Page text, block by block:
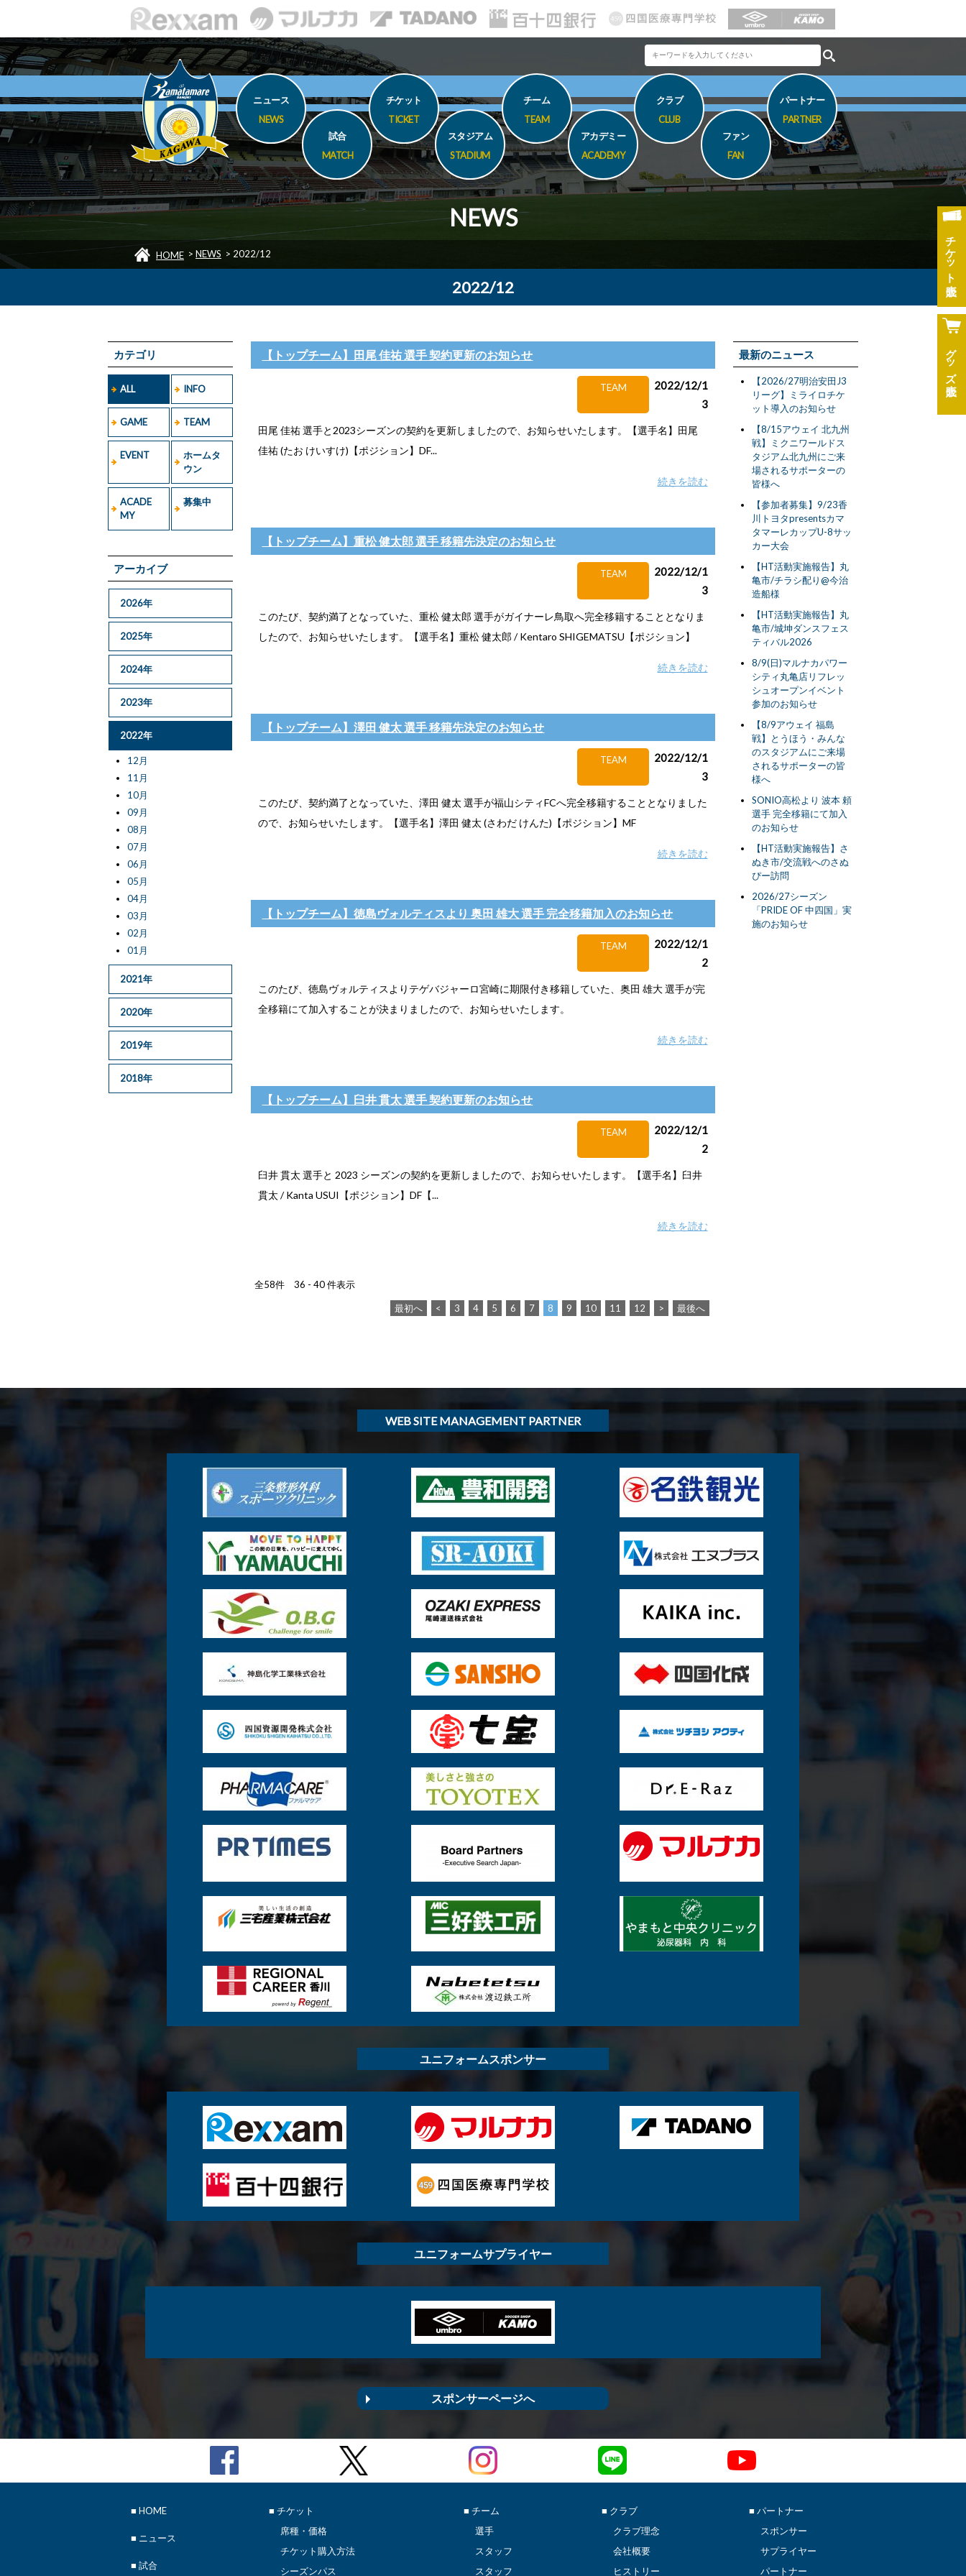
チケット
グッズ
ニュース
NEWS
試合
MATCH
チケット
TICKET
スタジアム
STADIUM
チーム
TEAM
アカデミー
ACADEMY
クラブ
CLUB
ファン
FAN
パートナー
PARTNER
NEWS
HOME > NEWS > 2022/12
2022/12
カテゴリ
ALL INFO
GAME TEAM
EVENT
ホームタ
ウン
ACADE
MY
募集中
アーカイブ
2026年
2025年
2024年
2023年
2022年
12月
11月
10月
09月
08月
07月
06月
05月
04月
03月
02月
01月
2021年
2020年
2019年
2018年
【トップチーム】田尾 佳祐 選手 契約更新のお知らせ
TEAM
2022/12/1
3
田尾 佳祐 選手と2023シーズンの契約を更新しましたので、お知らせいたします。【選手名】田尾
佳祐 (たお けいすけ)【ポジション】DF...
続きを読む
【トップチーム】重松 健太郎 選手 移籍先決定のお知らせ
TEAM
2022/12/1
3
このたび、契約満了となっていた、重松 健太郎 選手がガイナーレ鳥取へ完全移籍することとなりま
したので、お知らせいたします。【選手名】重松 健太郎 / Kentaro SHIGEMATSU【ポジション】
続きを読む
【トップチーム】澤田 健太 選手 移籍先決定のお知らせ
TEAM
2022/12/1
3
このたび、契約満了となっていた、澤田 健太 選手が福山シティFCへ完全移籍することとなりました
ので、お知らせいたします。【選手名】澤田 健太 (さわだ けんた)【ポジション】MF
続きを読む
【トップチーム】徳島ヴォルティスより 奥田 雄大 選手 完全移籍加入のお知らせ
TEAM
2022/12/1
2
このたび、徳島ヴォルティスよりテゲバジャーロ宮崎に期限付き移籍していた、奥田 雄大 選手が完
全移籍にて加入することが決まりましたので、お知らせいたします。
続きを読む
【トップチーム】臼井 貫太 選手 契約更新のお知らせ
TEAM
2022/12/1
2
臼井 貫太 選手と 2023 シーズンの契約を更新しましたので、お知らせいたします。【選手名】臼井
貫太 / Kanta USUI【ポジション】DF【...
続きを読む
全58件 36 - 40 件表示
最初へ < 3 4 5 6 7 8 9 10 11 12 > 最後へ
最新のニュース
【2026/27明治安田J3
リーグ】ミライロチケ
ット導入のお知らせ
【8/15アウェイ 北九州
戦】ミクニワールドス
タジアム北九州にご来
場されるサポーターの
皆様へ
【参加者募集】9/23香
川トヨタpresentsカマ
タマーレカップU-8サッ
カー大会
【HT活動実施報告】丸
亀市/チラシ配り@今治
造船様
【HT活動実施報告】丸
亀市/城坤ダンスフェス
ティバル2026
8/9(日)マルナカパワー
シティ丸亀店リフレッ
シュオープンイベント
参加のお知らせ
【8/9アウェイ 福島
戦】とうほう・みんな
のスタジアムにご来場
されるサポーターの皆
様へ
SONIO高松より 波本 頼
選手 完全移籍にて加入
のお知らせ
【HT活動実施報告】さ
ぬき市/交流戦へのさぬ
ぴー訪問
2026/27シーズン
「PRIDE OF 中四国」実
施のお知らせ
WEB SITE MANAGEMENT PARTNER
ユニフォームスポンサー
ユニフォームサプライヤー
スポンサーページへ
■ HOME
■ ニュース
■ 試合
■ チケット
席種・価格
チケット購入方法
シーズンパス
■ チーム
選手
スタッフ
スタッフ
■ クラブ
クラブ理念
会社概要
ヒストリー
■ パートナー
スポンサー
サプライヤー
パートナー